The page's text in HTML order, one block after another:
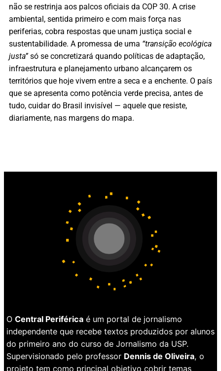
não se restrinja aos palcos oficiais da COP 30. A crise
ambiental, sentida primeiro e com mais força nas
periferias, cobra respostas que unam justiça social e
sustentabilidade. A promessa de uma “transição ecológica
justa”só se concretizará quando políticas de adaptação,
infraestrutura e planejamento urbano alcançarem os
territórios que hoje vivem entre a seca e a enchente. O país
que se apresenta como potência verde precisa, antes de
tudo, cuidar do Brasil invisível — aquele que resiste,
diariamente, nas margens do mapa.
O Central Periférica é um portal de jornalismo
independente que recebe textos produzidos por alunos
do primeiro ano do curso de Jornalismo da USP.
Supervisionado pelo professor Dennis de Oliveira, o
projeto tem como principal objetivo cobrir temas